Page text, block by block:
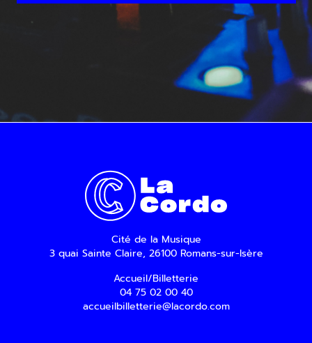
Cité de la Musique
3 quai Sainte Claire, 26100 Romans-sur-Isère
Accueil/Billetterie
04 75 02 00 40
accueilbilletterie@lacordo.com